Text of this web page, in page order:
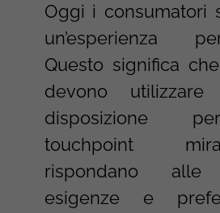
Oggi i consumatori
un’esperienza
Questo significa
devono
disposizione
touchpoint
rispondano alle
esigenze e